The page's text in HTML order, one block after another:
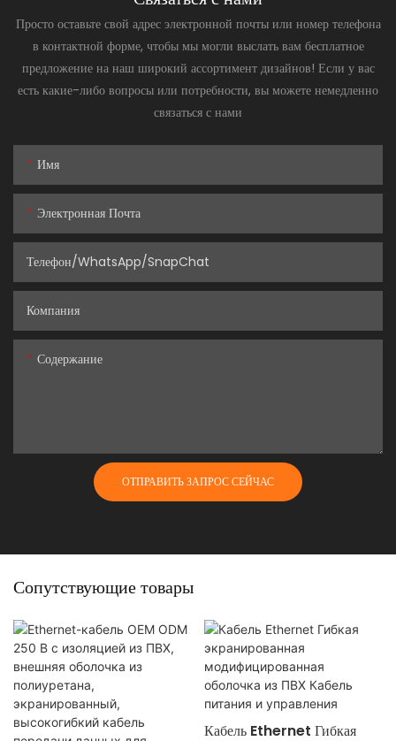
Просто оставьте свой адрес электронной почты или номер телефона
в контактной форме, чтобы мы могли выслать вам бесплатное
предложение на наш широкий ассортимент дизайнов! Если у вас
есть какие-либо вопросы или потребности, вы можете немедленно
связаться с нами
Имя
Электронная Почта
Телефон/WhatsApp/SnapChat
Компания
Содержание
ОТПРАВИТЬ ЗАПРОС СЕЙЧАС
Сопутствующие товары
Кабель Ethernet Гибкая